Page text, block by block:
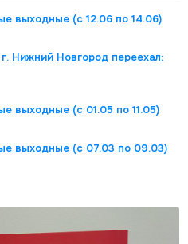
выходные (с 12.06 по 14.06)
Нижний Новгород переехал:
выходные (с 01.05 по 11.05)
выходные (с 07.03 по 09.03)